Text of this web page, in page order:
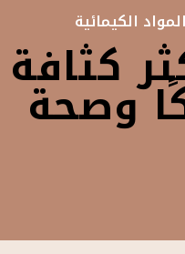
الكيمائية
كثافة
وصحة